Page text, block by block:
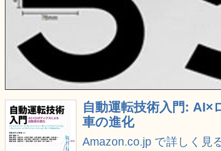
自動運転技術入門: AI×
車の進化
Amazon.co.jp で詳しく見